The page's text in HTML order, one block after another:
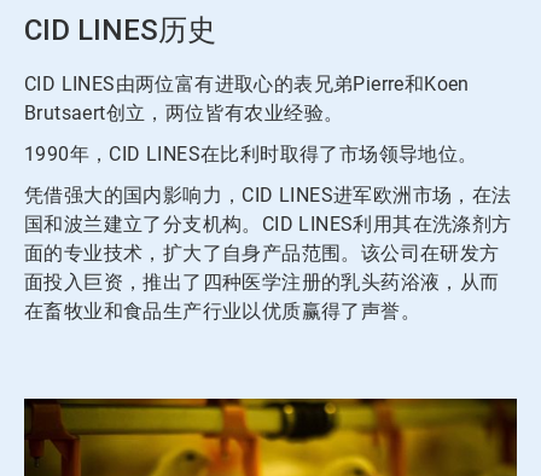
CID LINES历史
CID LINES由两位富有进取心的表兄弟Pierre和Koen
Brutsaert创立，两位皆有农业经验。
1990年，CID LINES在比利时取得了市场领导地位。
凭借强大的国内影响力，CID LINES进军欧洲市场，在法
国和波兰建立了分支机构。CID LINES利用其在洗涤剂方
面的专业技术，扩大了自身产品范围。该公司在研发方
面投入巨资，推出了四种医学注册的乳头药浴液，从而
在畜牧业和食品生产行业以优质赢得了声誉。